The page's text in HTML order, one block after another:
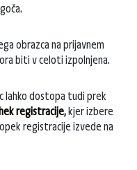
obrazca na prijavnem
biti v celoti izpolnjena.
lahko dostopa tudi prek
registracije,kjer izbere
registracije izvede na